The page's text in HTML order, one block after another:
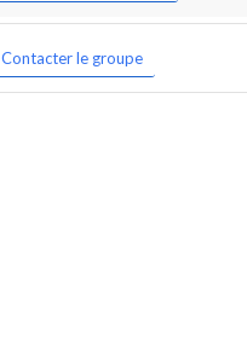
Contacter le groupe